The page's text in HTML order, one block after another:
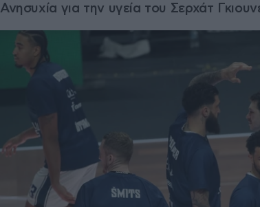
Ανησυχία για την υγεία του Σερχάτ